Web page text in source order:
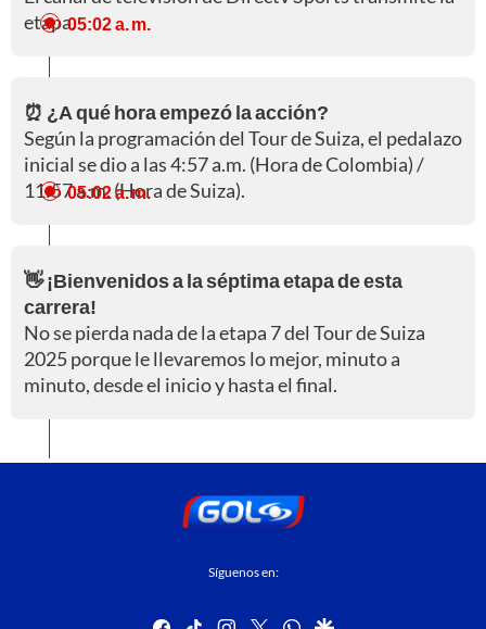
etapa.05:02 a. m.
⏰ ¿A qué hora empezó la acción?
Según la programación del Tour de Suiza, el pedalazo
inicial se dio a las 4:57 a.m. (Hora de Colombia) /
11:57 a.m. (Hora de Suiza).
05:02 a. m.
👋 ¡Bienvenidos a la séptima etapa de esta
carrera!
No se pierda nada de la etapa 7 del Tour de Suiza
2025 porque le llevaremos lo mejor, minuto a
minuto, desde el inicio y hasta el final.
Síguenos en:
facebook
tiktok instagram
twitterwhatsapp
google